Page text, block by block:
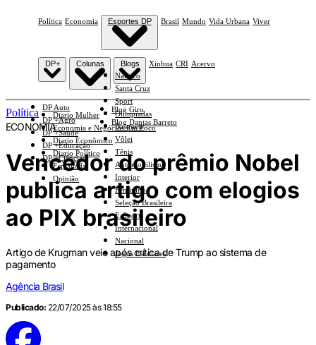
Política Economia Esportes DP
Náutico
Santa Cruz
Sport
Olimpíadas
Basquete
Vôlei
Tênis
Automobilismo
Interior
Feminino
Seleção Brasileira
E-Sports
Internacional
Nacional
Jogos Escolares
Brasil Mundo Vida Urbana Viver
DP+
DP Auto
DP +Agro
DP +Saúde
DP +Educação
DP +Ciências
Colunas
Diario Mulher
Economia e Negócios Em Foco
Diario Econômico
Diario Político
Esplanada
Opinião
Blogs
Blog Giro
Blog Dantas Barreto
Xinhua CRI Acervo
Política
ECONOMIA
Vencedor do prêmio Nobel
publica artigo com elogios
ao PIX brasileiro
Artigo de Krugman veio após crítica de Trump ao sistema de
pagamento
Agência Brasil
Publicado: 22/07/2025 às 18:55